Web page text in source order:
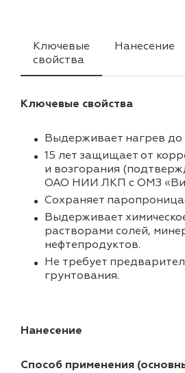
Ключевые
свойства
Нанесение
Ключевые свойства
Выдерживает нагрев до
15 лет защищает от
и возгорания
ОАО НИИ ЛКП с ОМЗ
Cохраняет
Выдерживает
растворами солей,
нефтепродуктов.
Не требует
грунтования.
Нанесение
Способ применения